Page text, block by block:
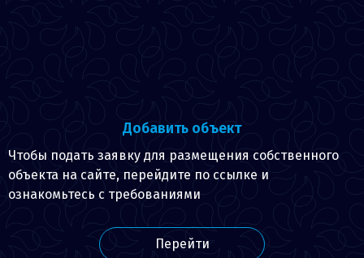
Добавить объект
Чтобы подать заявку для размещения собственного
объекта на сайте, перейдите по ссылке и
ознакомьтесь с требованиями
Перейти